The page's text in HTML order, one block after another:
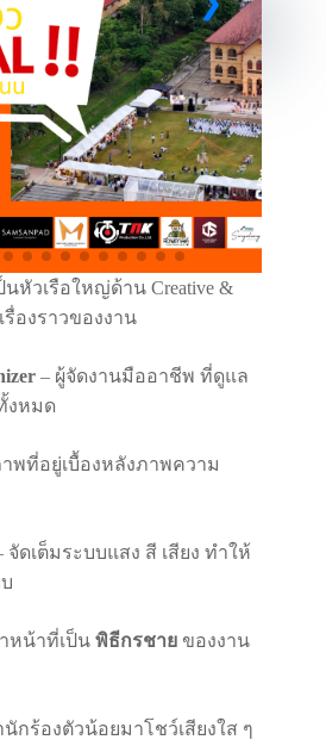
นหัวเรือใหญ่ด้าน Creative &
รื่องราวของงาน
– ผู้จัดงานมืออาชีพ ที่ดูแล
งหมด
พที่อยู่เบื้องหลังภาพความ
จัดเต็มระบบแสง สี เสียง ทำให้
หน้าที่เป็น พิธีกรชาย ของงาน
นักร้องตัวน้อยมาโชว์เสียงใส ๆ